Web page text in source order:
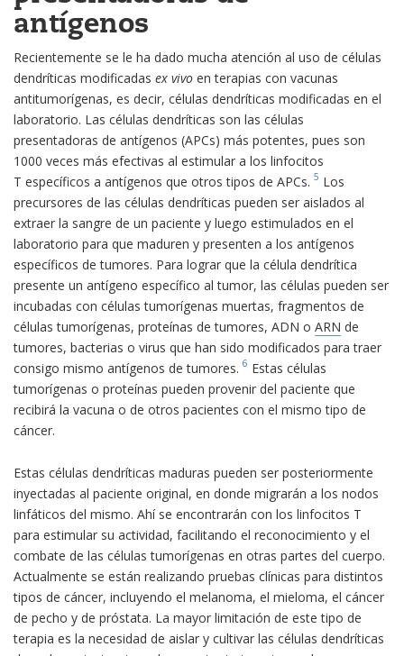
antígenos
Recientemente se le ha dado mucha atención al uso de células
dendríticas modificadas ex vivo en terapias con vacunas
antitumorígenas, es decir, células dendríticas modificadas en el
laboratorio. Las células dendríticas son las células
presentadoras de antígenos (APCs) más potentes, pues son
1000 veces más efectivas al estimular a los linfocitos
T específicos a antígenos que otros tipos de APCs. 5 Los
precursores de las células dendríticas pueden ser aislados al
extraer la sangre de un paciente y luego estimulados en el
laboratorio para que maduren y presenten a los antígenos
específicos de tumores. Para lograr que la célula dendrítica
presente un antígeno específico al tumor, las células pueden ser
incubadas con células tumorígenas muertas, fragmentos de
células tumorígenas, proteínas de tumores, ADN o ARN de
tumores, bacterias o virus que han sido modificados para traer
consigo mismo antígenos de tumores. 6 Estas células
tumorígenas o proteínas pueden provenir del paciente que
recibirá la vacuna o de otros pacientes con el mismo tipo de
cáncer.
Estas células dendríticas maduras pueden ser posteriormente
inyectadas al paciente original, en donde migrarán a los nodos
linfáticos del mismo. Ahí se encontrarán con los linfocitos T
para estimular su actividad, facilitando el reconocimiento y el
combate de las células tumorígenas en otras partes del cuerpo.
Actualmente se están realizando pruebas clínicas para distintos
tipos de cáncer, incluyendo el melanoma, el mieloma, el cáncer
de pecho y de próstata. La mayor limitación de este tipo de
terapia es la necesidad de aislar y cultivar las células dendríticas